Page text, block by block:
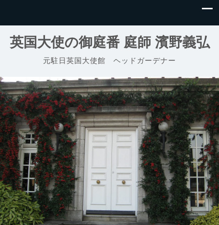
英国大使の御庭番 庭師 濱野義弘
元駐日英国大使館 ヘッドガーデナー